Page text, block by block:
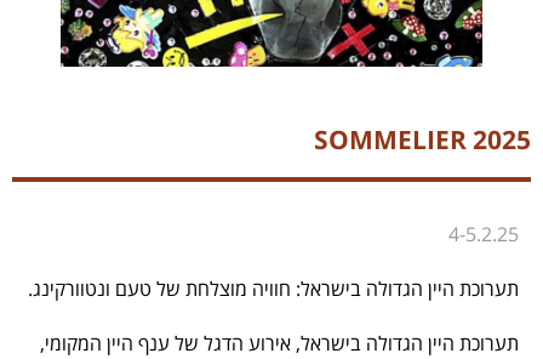
SOMMELIER 2025
4-5.2.25
תערוכת היין הגדולה בישראל: חוויה מוצלחת של טעם ונטוורקינג.
תערוכת היין הגדולה בישראל, אירוע הדגל של ענף היין המקומי,